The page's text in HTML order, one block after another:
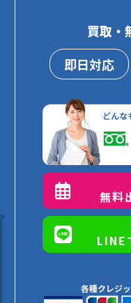
買取・
即日対応
無料
LINE
各種クレジ